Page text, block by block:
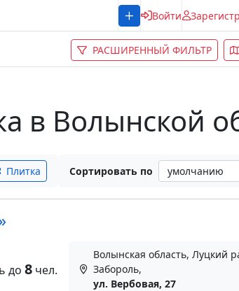
Войти
РАСШИРЕННЫЙ ФИЛЬТР
в Волынской
Плитка Сортировать по
до 8чел.
Волынская область, Луцкий
Забороль,
ул. Вербовая, 27